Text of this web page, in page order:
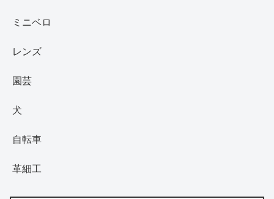
ミニベロ
レンズ
園芸
犬
自転車
革細工